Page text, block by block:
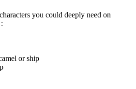
you could deeply need on
:
or ship